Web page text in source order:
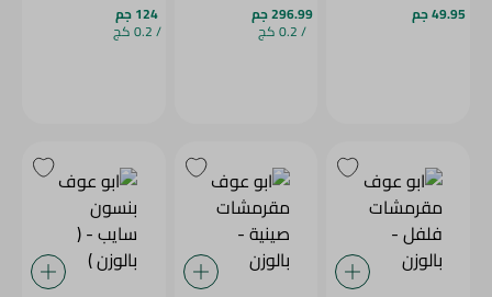
49.95 جم
296.99 جم
/ 0.2 كج
124 جم
/ 0.2 كج